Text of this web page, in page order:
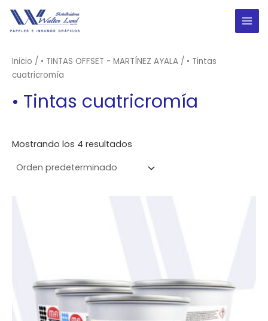
contenido
Inicio / • TINTAS OFFSET - MARTÍNEZ AYALA / • Tintas
cuatricromía
• Tintas cuatricromía
Mostrando los 4 resultados